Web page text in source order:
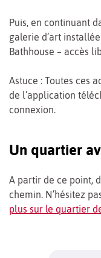
Puis, en continuant
galerie d’art
Bathhouse – accès
Astuce : Toutes ces
de l’application
connexion.
Un quartier
A partir de ce point,
chemin. N’hésitez
plus sur le quartier